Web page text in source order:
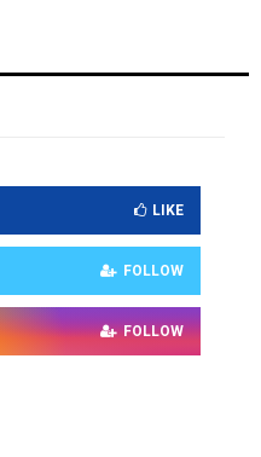
LIKE
FOLLOW
FOLLOW